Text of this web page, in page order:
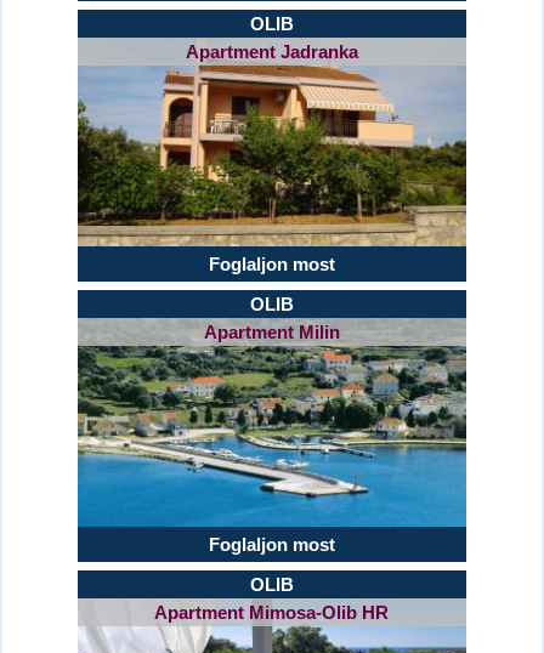
OLIB
Apartment Jadranka
Foglaljon most
OLIB
Apartment Milin
Foglaljon most
OLIB
Apartment Mimosa-Olib HR